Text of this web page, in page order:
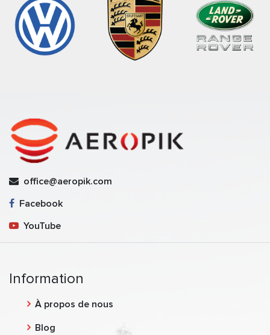
office@aeropik.com
Facebook
YouTube
Information
À propos de nous
Blog